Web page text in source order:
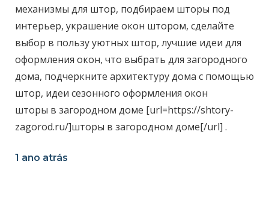
механизмы для штор, подбираем шторы под
интерьер, украшение окон штором, сделайте
выбор в пользу уютных штор, лучшие идеи для
оформления окон, что выбрать для загородного
дома, подчеркните архитектуру дома с помощью
штор, идеи сезонного оформления окон
шторы в загородном доме [url=https://shtory-
zagorod.ru/]шторы в загородном доме[/url] .
1 ano atrás